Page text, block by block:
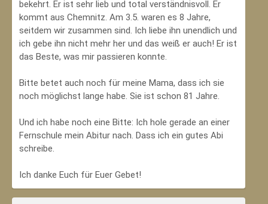
bekehrt. Er ist sehr lieb und total verständnisvoll. Er
kommt aus Chemnitz. Am 3.5. waren es 8 Jahre,
seitdem wir zusammen sind. Ich liebe ihn unendlich und
ich gebe ihn nicht mehr her und das weiß er auch! Er ist
das Beste, was mir passieren konnte.
Bitte betet auch noch für meine Mama, dass ich sie
noch möglichst lange habe. Sie ist schon 81 Jahre.
Und ich habe noch eine Bitte: Ich hole gerade an einer
Fernschule mein Abitur nach. Dass ich ein gutes Abi
schreibe.
Ich danke Euch für Euer Gebet!